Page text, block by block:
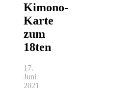
Kimono-
Karte
zum
18ten
17.
Juni
2021